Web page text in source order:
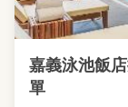
嘉義泳池飯
單